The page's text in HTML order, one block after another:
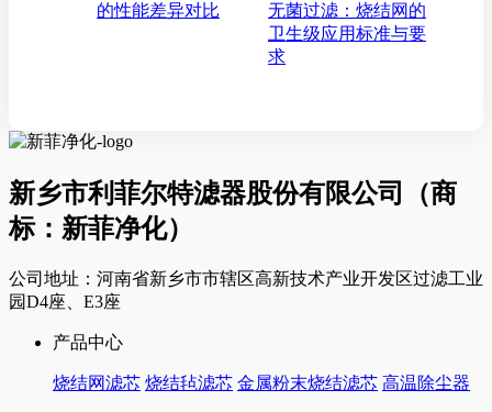
的性能差异对比
无菌过滤：烧结网的
卫生级应用标准与要
求
新乡市利菲尔特滤器股份有限公司（商
标：新菲净化）
公司地址：河南省新乡市市辖区高新技术产业开发区过滤工业
园D4座、E3座
产品中心
烧结网滤芯 烧结毡滤芯 金属粉末烧结滤芯 高温除尘器